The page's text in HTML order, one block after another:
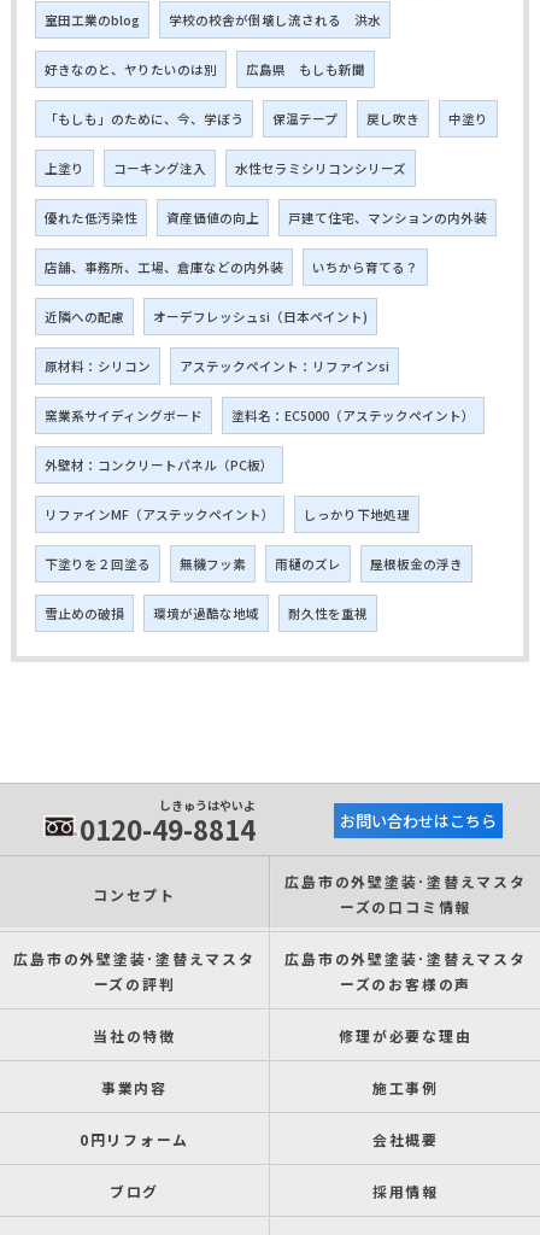
室田工業のblog 学校の校舎が倒壊し流される 洪水
好きなのと、ヤりたいのは別 広島県 もしも新聞
「もしも」のために、今、学ぼう 保温テープ 戻し吹き 中塗り
上塗り コーキング注入 水性セラミシリコンシリーズ
優れた低汚染性 資産価値の向上 戸建て住宅、マンションの内外装
店舗、事務所、工場、倉庫などの内外装 いちから育てる？
近隣への配慮 オーデフレッシュsi（日本ペイント)
原材料：シリコン アステックペイント：リファインsi
窯業系サイディングボード 塗料名：EC5000（アステックペイント）
外壁材：コンクリートパネル（PC板）
リファインMF（アステックペイント） しっかり下地処理
下塗りを２回塗る 無機フッ素 雨樋のズレ 屋根板金の浮き
雪止めの破損 環境が過酷な地域 耐久性を重視
しきゅうはやいよ
0120-49-8814 お問い合わせはこちら
コンセプト
広島市の外壁塗装･塗替えマスタ
ーズの口コミ情報
広島市の外壁塗装･塗替えマスタ
ーズの評判
広島市の外壁塗装･塗替えマスタ
ーズのお客様の声
当社の特徴 修理が必要な理由
事業内容 施工事例
0円リフォーム 会社概要
ブログ 採用情報